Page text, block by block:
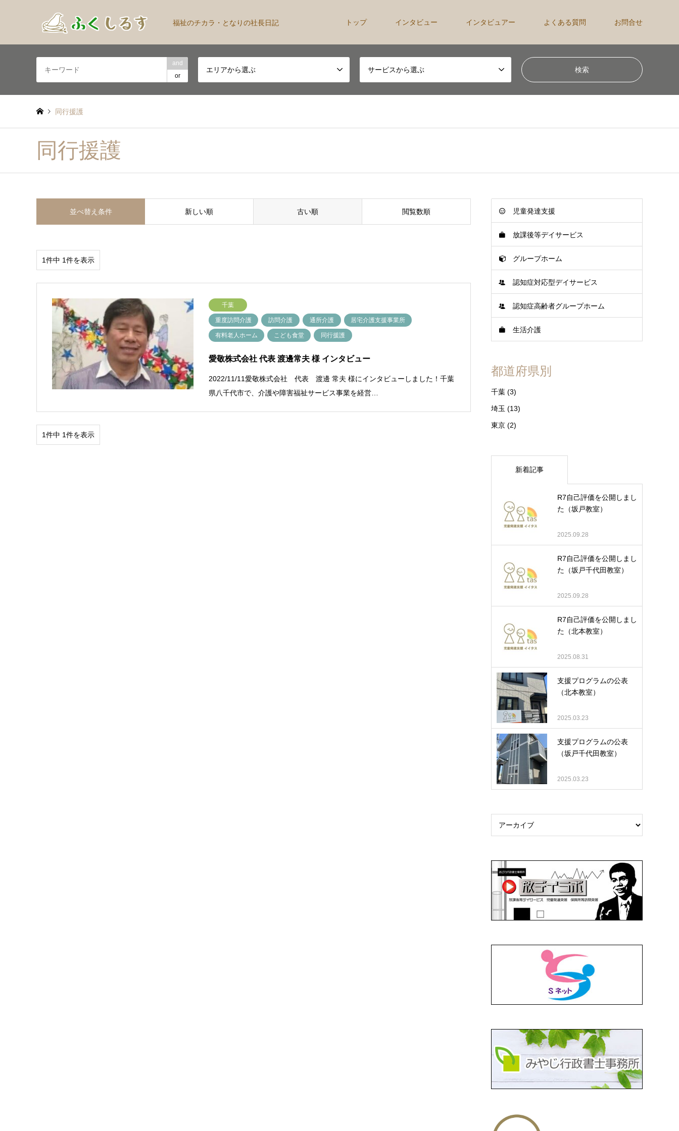
福祉のチカラ・となりの社長日記 トップ インタビュー インタビュアー よくある質問 お問合せ
and
or
エリアから選ぶ サービスから選ぶ
同行援護
同行援護
並べ替え条件 新しい順 古い順 閲覧数順
1件中 1件を表示
千葉
重度訪問介護 訪問介護 通所介護 居宅介護支援事業所
有料老人ホーム こども食堂 同行援護
愛敬株式会社 代表 渡邊常夫 様 インタビュー
2022/11/11愛敬株式会社 代表 渡邊 常夫 様にインタビューしました！千葉
県八千代市で、介護や障害福祉サービス事業を経営…
1件中 1件を表示
児童発達支援
放課後等デイサービス
グループホーム
認知症対応型デイサービス
認知症高齢者グループホーム
生活介護
都道府県別
千葉 (3)
埼玉 (13)
東京 (2)
新着記事
R7自己評価を公開しまし
た（坂戸教室）
2025.09.28
R7自己評価を公開しまし
た（坂戸千代田教室）
2025.09.28
R7自己評価を公開しまし
た（北本教室）
2025.08.31
支援プログラムの公表
（北本教室）
2025.03.23
支援プログラムの公表
（坂戸千代田教室）
2025.03.23